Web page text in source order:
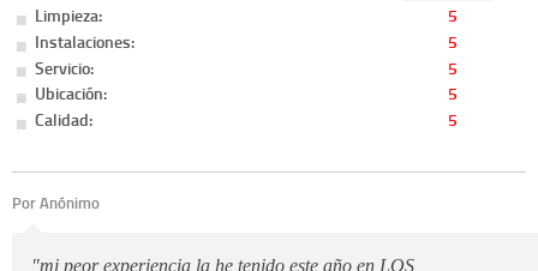
Limpieza:
5
Instalaciones:
5
Servicio:
5
Ubicación:
5
Calidad:
5
Por Anónimo
"mi peor experiencia la he tenido este año en LOS